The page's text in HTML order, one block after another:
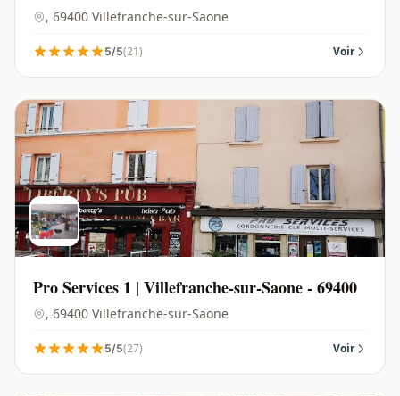
, 69400 Villefranche-sur-Saone
5/5(21) Voir
Pro Services 1 | Villefranche-sur-Saone - 69400
, 69400 Villefranche-sur-Saone
5/5(27) Voir